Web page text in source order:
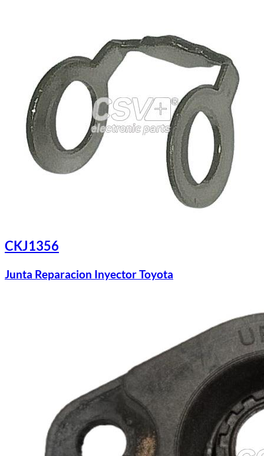
CKJ1356
Junta Reparacion Inyector Toyota